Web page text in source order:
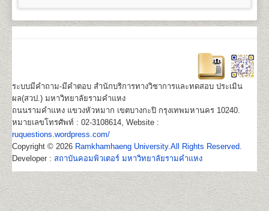
ระบบมีคำถาม-มีคำตอบ สำนักบริการทางวิชาการและทดสอบ ประเมิน
ผล(สวป.) มหาวิทยาลัยรามคำแหง
ถนนรามคำแหง แขวงหัวหมาก เขตบางกะปิ กรุงเทพมหานคร 10240.
หมายเลขโทรศัพท์ : 02-3108614, Website :
ruquestions.wordpress.com/
Copyright © 2026 Ramkhamhaeng University.All Rights Reserved.
Developer : สถาบันคอมพิวเตอร์ มหาวิทยาลัยรามคำแหง